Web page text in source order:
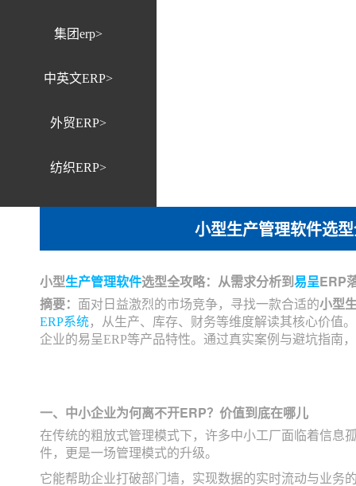
集团erp>
中英文ERP>
外贸ERP>
纺织ERP>
小型生产管理软件选
小型生产管理软件选型全攻略：从需求分析到易呈ERP
摘要： 面对日益激烈的市场竞争，寻找一款合适的小型
ERP系统，从生产、库存、财务等维度解读其核心价值
企业的易呈ERP等产品特性。通过真实案例与避坑指南
一、中小企业为何离不开ERP？价值到底在哪儿
在传统的粗放式管理模式下，许多中小工厂面临着信息
件，更是一场管理模式的升级。
它能帮助企业打破部门墙，实现数据的实时流动与业务